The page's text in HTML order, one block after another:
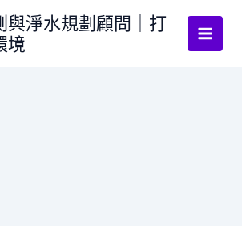
與淨水規劃顧問｜打
境